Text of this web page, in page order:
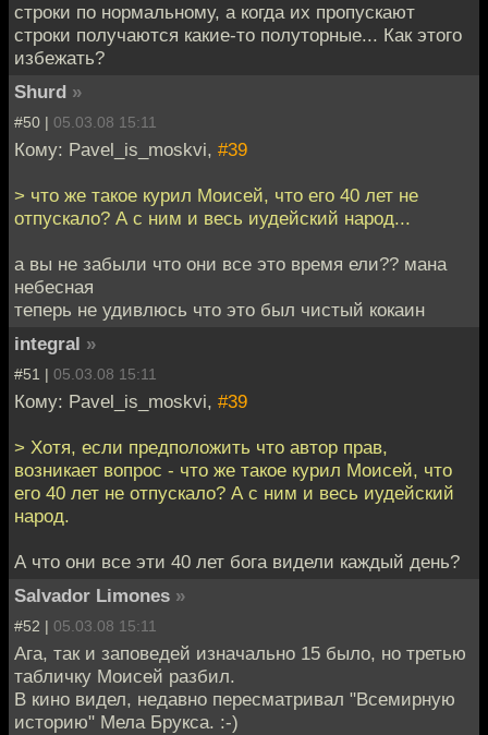
строки по нормальному, а когда их пропускают
строки получаются какие-то полуторные... Как этого
избежать?
Shurd »
#50 | 05.03.08 15:11
Кому: Pavel_is_moskvi, #39
> что же такое курил Моисей, что его 40 лет не
отпускало? А с ним и весь иудейский народ...
а вы не забыли что они все это время ели?? мана
небесная
теперь не удивлюсь что это был чистый кокаин
integral »
#51 | 05.03.08 15:11
Кому: Pavel_is_moskvi, #39
> Хотя, если предположить что автор прав,
возникает вопрос - что же такое курил Моисей, что
его 40 лет не отпускало? А с ним и весь иудейский
народ.
А что они все эти 40 лет бога видели каждый день?
Salvador Limones »
#52 | 05.03.08 15:11
Ага, так и заповедей изначально 15 было, но третью
табличку Моисей разбил.
В кино видел, недавно пересматривал "Всемирную
историю" Мела Брукса. :-)